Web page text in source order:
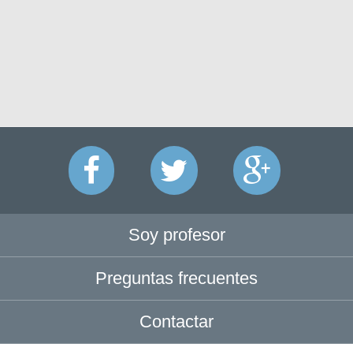
Soy profesor
Preguntas frecuentes
Contactar